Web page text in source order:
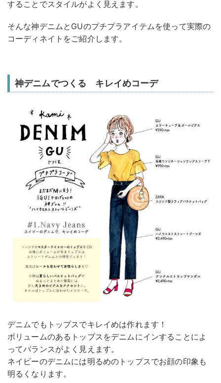
することでスタイルがよく見えます。
そんな神デニムとGUのプチプラアイテムを使って実際の
コーディネイトをご紹介します。
神デニムでつくる キレイめコーデ
デニムでもトップスでキレイめは作れます！
ボリュームのあるトップスをデニムにインすることによ
ってバランスがよく見えます。
ネイビーのデニムには明るめのトップスでお顔の印象も
明るくなります。